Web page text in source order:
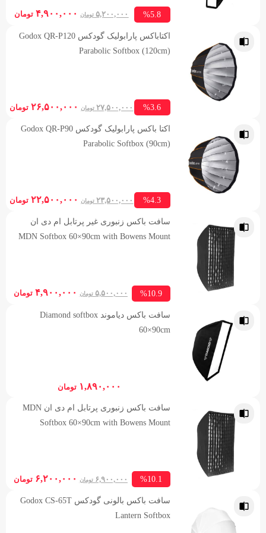
۵,۲۰۰,۰۰۰ تومان
Original
was:
۴,۹۰۰,۰۰۰ تومان %5.8
اکتاباکس پارابولیک گودکس Godox QR-P120
Parabolic Softbox (120cm)
۲۷,۵۰۰,۰۰۰ تومان
Original
was:
۲۶,۵۰۰,۰۰۰ تومان %3.6
اکتا باکس پارابولیک گودکس Godox QR-P90
Parabolic Softbox (90cm)
۲۳,۵۰۰,۰۰۰ تومان
Original
was:
۲۳,۵۰۰,۰۰۰ تومان.
۲۲,۵۰۰,۰۰۰ تومان %4.3
سافت باکس زنبوری غیر پرتابل ام دی ان
MDN Softbox 60×90cm with Bowens Mount
۵,۵۰۰,۰۰۰ تومان
Original
was:
۴,۹۰۰,۰۰۰ تومان %10.9
سافت باكس دیاموند Diamond softbox
60×90cm
۱,۸۹۰,۰۰۰ تومان
سافت باکس زنبوری پرتابل ام دی ان MDN
Softbox 60×90cm with Bowens Mount
۶,۹۰۰,۰۰۰ تومان
Original
was:
۶,۲۰۰,۰۰۰ تومان %10.1
سافت باکس بالونی گودکس Godox CS-65T
Lantern Softbox